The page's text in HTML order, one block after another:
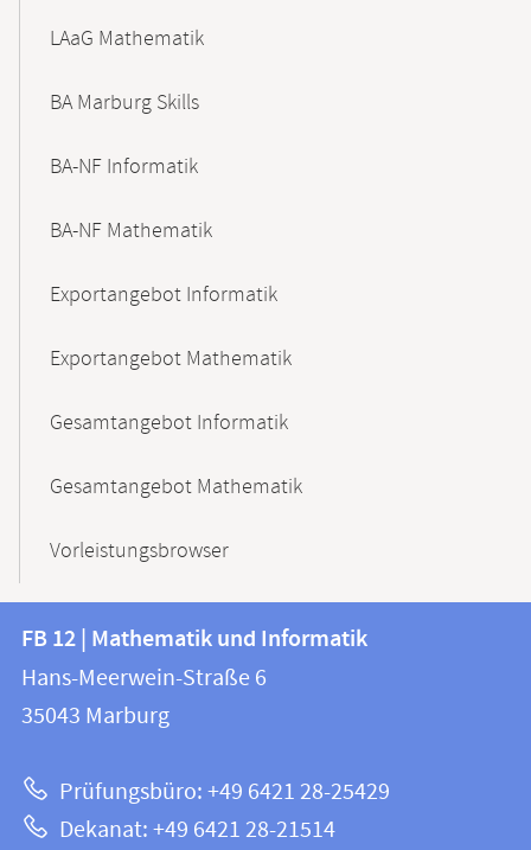
LAaG Mathematik
BA Marburg Skills
BA-NF Informatik
BA-NF Mathematik
Exportangebot Informatik
Exportangebot Mathematik
Gesamtangebot Informatik
Gesamtangebot Mathematik
Vorleistungsbrowser
Kontakt
und
Informationen
Website
FB
12
|
und
Informatik
FB 12 | Mathematik und Informatik
Hans-Meerwein-Straße 6
35043 Marburg
Prüfungsbüro: +49 6421 28-25429
Dekanat: +49 6421 28-21514